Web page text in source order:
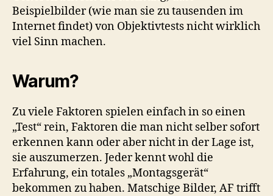
Beispielbilder (wie man sie zu tausenden im
Internet findet) von Objektivtests nicht wirklich
viel Sinn machen.
Warum?
Zu viele Faktoren spielen einfach in so einen
„Test“ rein, Faktoren die man nicht selber sofort
erkennen kann oder aber nicht in der Lage ist,
sie auszumerzen. Jeder kennt wohl die
Erfahrung, ein totales „Montagsgerät“
bekommen zu haben. Matschige Bilder, AF trifft